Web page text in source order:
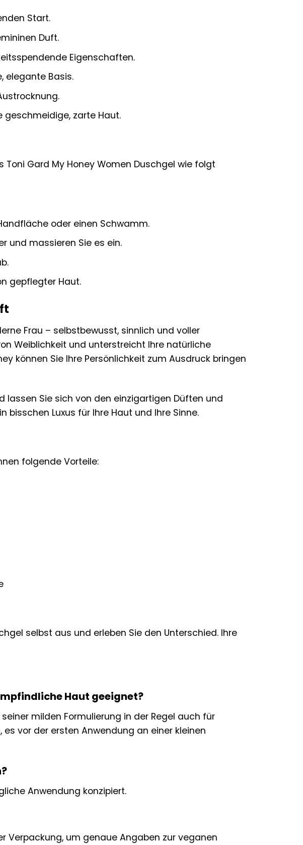
Start.
Duft.
Eigenschaften.
elegante Basis.
geschmeidige, zarte Haut.
Gard My Honey Women Duschgel wie folgt
oder einen Schwamm.
und massieren Sie es ein.
gepflegter Haut.
Frau – selbstbewusst, sinnlich und voller
Weiblichkeit und unterstreicht Ihre natürliche
können Sie Ihre Persönlichkeit zum Ausdruck bringen
lassen Sie sich von den einzigartigen Düften und
bisschen Luxus für Ihre Haut und Ihre Sinne.
folgende Vorteile:
selbst aus und erleben Sie den Unterschied. Ihre
Haut geeignet?
milden Formulierung in der Regel auch für
vor der ersten Anwendung an einer kleinen
Anwendung konzipiert.
Verpackung, um genaue Angaben zur veganen